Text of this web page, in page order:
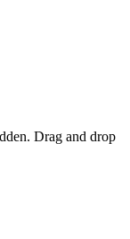
Drag and drop